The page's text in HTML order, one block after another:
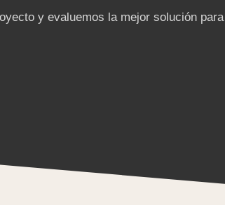
y evaluemos la mejor solución para